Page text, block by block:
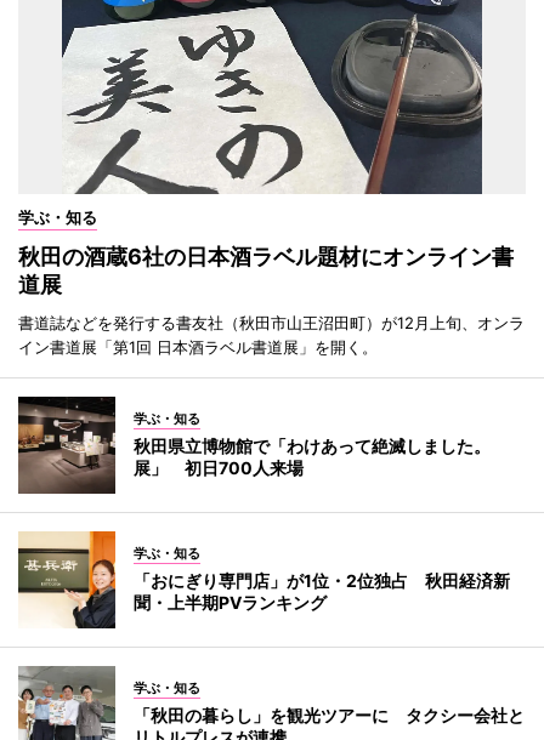
学ぶ・知る
秋田の酒蔵6社の日本酒ラベル題材にオンライン書
道展
書道誌などを発行する書友社（秋田市山王沼田町）が12月上旬、オンラ
イン書道展「第1回 日本酒ラベル書道展」を開く。
学ぶ・知る
秋田県立博物館で「わけあって絶滅しました。
展」 初日700人来場
学ぶ・知る
「おにぎり専門店」が1位・2位独占 秋田経済新
聞・上半期PVランキング
学ぶ・知る
「秋田の暮らし」を観光ツアーに タクシー会社と